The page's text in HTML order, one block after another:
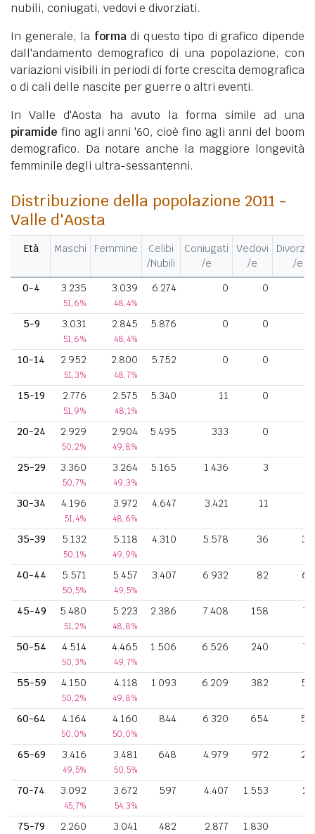
nubili, coniugati, vedovi e divorziati.
In generale, la formadi questo tipo di grafico dipende
dall'andamento demografico di una popolazione, con
variazioni visibili in periodi di forte crescita demografica
o di cali delle nascite per guerre o altri eventi.
In Valle d'Aosta ha avuto la forma simile ad una
piramide fino agli anni '60, cioè fino agli anni del boom
demografico. Da notare anche la maggiore longevità
femminile degli ultra-sessantenni.
Distribuzione della popolazione 2011 -
Valle d'Aosta
Età Maschi Femmine
Celibi
/Nubili
Coniugati
/e
Vedovi
/e
/e
0-4
3.235
51,6%
3.039
48,4%
6.274 0 0
5-9 3.031
51,6%
2.845
48,4%
5.876 0 0
10-14 2.952
51,3%
2.800
48,7%
5.752 0 0
15-19 2.776
51,9%
2.575
48,1%
5.340 11 0
20-24 2.929
50,2%
2.904
49,8%
5.495 333 0
25-29 3.360
50,7%
3.264
49,3%
5.165 1.436 3
30-34 4.196
51,4%
3.972
48,6%
4.647 3.421 11
35-39 5.132
50,1%
5.118
49,9%
4.310 5.578 36
40-44 5.571
50,5%
5.457
49,5%
3.407 6.932 82
45-49 5.480
51,2%
5.223
48,8%
2.386 7.408 158
50-54 4.514
50,3%
4.465
49,7%
1.506 6.526 240
55-59 4.150
50,2%
4.118
49,8%
1.093 6.209 382
60-64 4.164
50,0%
4.160
50,0%
844 6.320 654
65-69 3.416
49,5%
3.481
50,5%
648 4.979 972
70-74 3.092
45,7%
3.672
54,3%
597 4.407 1.553
75-79 2.260 3.041 482 2.877 1.830